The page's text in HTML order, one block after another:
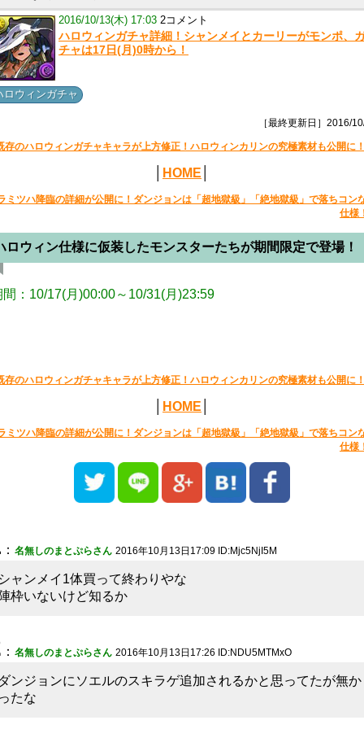
2016/10/13(木) 17:03 2コメント
ハロウィンガチャ詳細！シャンメイとカーリーがモンポ、
チャは17日(月)0時から！
ロウィンガチャ
［最終更新日］2016/
存のハロウィンガチャキャラが上方修正！ハロウィンカリンの究極素材も公開に！
HOME
ミツハ降臨の詳細が公開に！ダンジョンは「超地獄級」「絶地獄級」で落ちコン
仕様！
ロウィン仕様に仮装したモンスターたちが期間限定で登場！
間：10/17(月)00:00～10/31(月)23:59
存のハロウィンガチャキャラが上方修正！ハロウィンカリンの究極素材も公開に！
HOME
ミツハ降臨の詳細が公開に！ダンジョンは「超地獄級」「絶地獄級」で落ちコン
仕様！
： 名無しのまとぷらさん 2016年10月13日17:09 ID:Mjc5NjI5M
ャンメイ1体買って終わりやな
枠いないけど知るか
： 名無しのまとぷらさん 2016年10月13日17:26 ID:NDU5MTMxO
ンジョンにソエルのスキラゲ追加されるかと思ってたが無か
たな